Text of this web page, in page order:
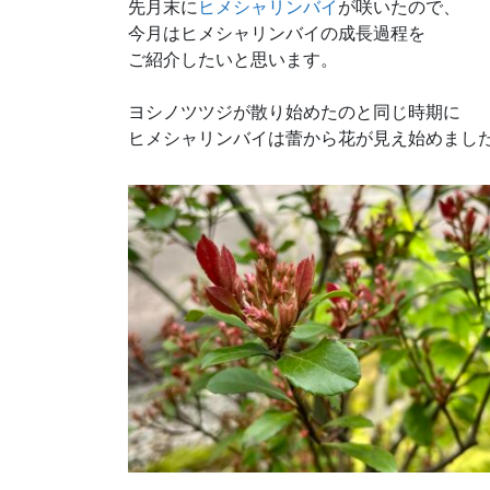
先月末に ヒメシャリンバイ が咲いたので、
今月はヒメシャリンバイの成長過程を
ご紹介したいと思います。
ヨシノツツジが散り始めたのと同じ時期に
ヒメシャリンバイは蕾から花が見え始めまし